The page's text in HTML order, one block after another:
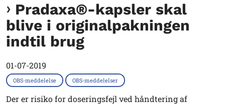
Pradaxa®-kapsler skal
blive i originalpakningen
indtil brug
01-07-2019
OBS-meddelelse OBS-meddelelser
Der er risiko for doseringsfejl ved håndtering af